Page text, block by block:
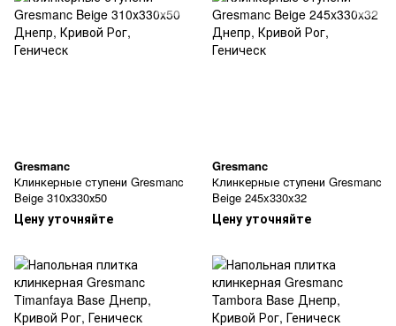
Gresmanc
Клинкерные ступени Gresmanc
Beige 310х330х50
Цену уточняйте
Gresmanc
Клинкерные ступени Gresmanc
Beige 245x330x32
Цену уточняйте